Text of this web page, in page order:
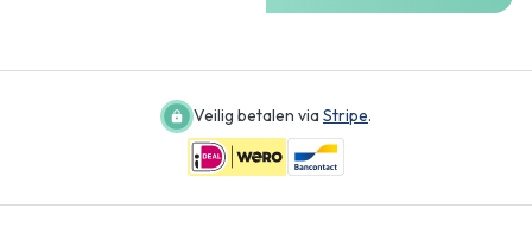
Veilig betalen via Stripe.